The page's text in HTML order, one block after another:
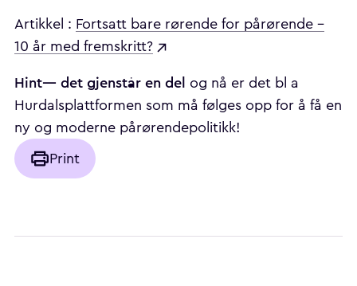
Artikkel : Fortsatt bare rørende for pårørende –
10 år med fremskritt?
Hint— det gjenstår en del og nå er det bl a
Hurdalsplattformen som må følges opp for å få en
ny og moderne pårørendepolitikk!
Print